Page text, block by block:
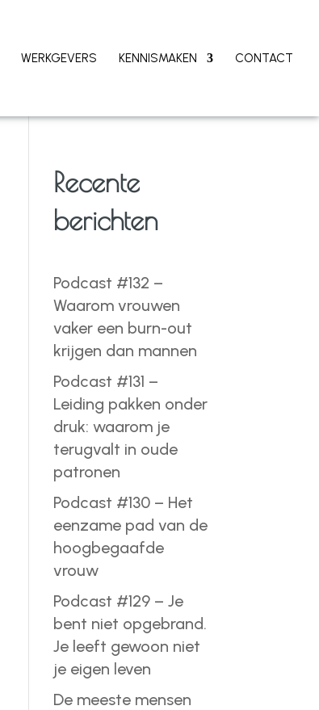
WERKGEVERS KENNISMAKEN CONTACT
Recente
berichten
Podcast #132 –
Waarom vrouwen
vaker een burn-out
krijgen dan mannen
Podcast #131 –
Leiding pakken onder
druk: waarom je
terugvalt in oude
patronen
Podcast #130 – Het
eenzame pad van de
hoogbegaafde
vrouw
Podcast #129 – Je
bent niet opgebrand.
Je leeft gewoon niet
je eigen leven
De meeste mensen